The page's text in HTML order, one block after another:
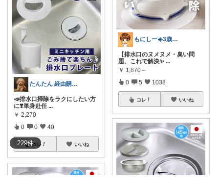
229件
たんたん 経由購入ありがとうございます！
📣排水口掃除をラクにしたい方
に❣️単身赴任 ...
￥ 2,270
0 0 40
コレ いいね
もにしー☀️3歳娘と0歳息子のパパ🧡
【排水口のヌメヌメ・臭い問
題、これで解決✨ ...
￥ 1,870～
0 5 1038
コレ いいね